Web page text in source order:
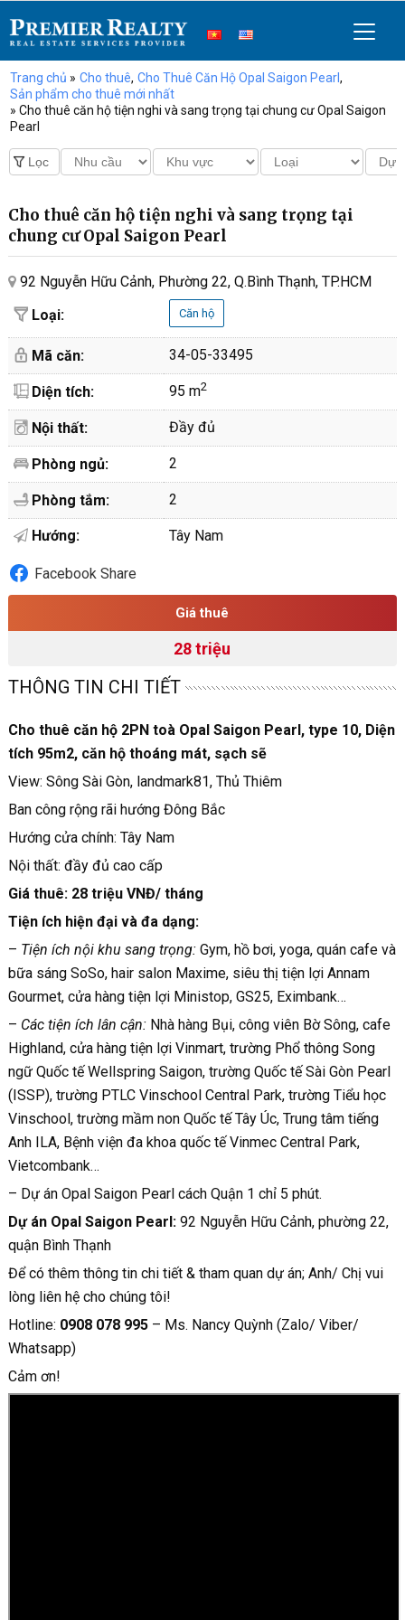
Trang chủ » Cho thuê, Cho Thuê Căn Hộ Opal Saigon Pearl,
Sản phẩm cho thuê mới nhất
» Cho thuê căn hộ tiện nghi và sang trọng tại chung cư Opal Saigon
Pearl
Cho thuê căn hộ tiện nghi và sang trọng tại
chung cư Opal Saigon Pearl
92 Nguyễn Hữu Cảnh, Phường 22, Q.Bình Thạnh, TP.HCM
Loại:
Căn hộ
Mã căn: 34-05-33495
Diện tích: 95 m2
Nội thất: Đầy đủ
Phòng ngủ: 2
Phòng tắm: 2
Hướng: Tây Nam
Facebook Share
Giá thuê
28 triệu
THÔNG TIN CHI TIẾT
Cho thuê căn hộ 2PN toà Opal Saigon Pearl, type 10, Diện
tích 95m2, căn hộ thoáng mát, sạch sẽ
View: Sông Sài Gòn, landmark81, Thủ Thiêm
Ban công rộng rãi hướng Đông Bắc
Hướng cửa chính: Tây Nam
Nội thất: đầy đủ cao cấp
Giá thuê: 28 triệu VNĐ/ tháng
Tiện ích hiện đại và đa dạng:
– Tiện ích nội khu sang trọng:Gym, hồ bơi, yoga, quán cafe và
bữa sáng SoSo, hair salon Maxime, siêu thị tiện lợi Annam
Gourmet, cửa hàng tiện lợi Ministop, GS25, Eximbank…
– Các tiện ích lân cận:Nhà hàng Bụi, công viên Bờ Sông, cafe
Highland, cửa hàng tiện lợi Vinmart, trường Phổ thông Song
ngữ Quốc tế Wellspring Saigon, trường Quốc tế Sài Gòn Pearl
(ISSP), trường PTLC Vinschool Central Park, trường Tiểu học
Vinschool, trường mầm non Quốc tế Tây Úc, Trung tâm tiếng
Anh ILA, Bệnh viện đa khoa quốc tế Vinmec Central Park,
Vietcombank…
– Dự án Opal Saigon Pearl cách Quận 1 chỉ 5 phút.
Dự án Opal Saigon Pearl:92 Nguyễn Hữu Cảnh, phường 22,
quận Bình Thạnh
Để có thêm thông tin chi tiết & tham quan dự án; Anh/ Chị vui
lòng liên hệ cho chúng tôi!
Hotline: 0908 078 995– Ms. Nancy Quỳnh (Zalo/ Viber/
Whatsapp)
Cảm ơn!